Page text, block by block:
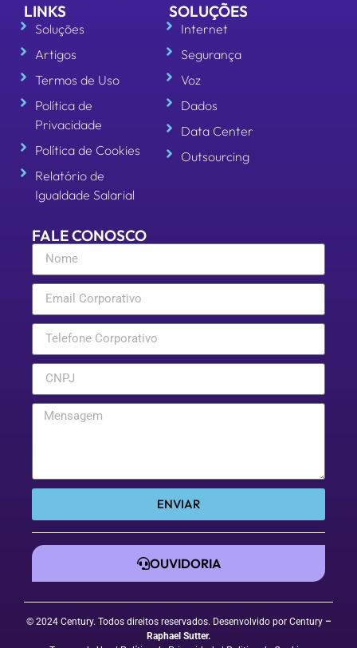
LINKS
Soluções
Artigos
Termos de Uso
Política de
Privacidade
Política de Cookies
Relatório de
Igualdade Salarial
SOLUÇÕES
Internet
Segurança
Voz
Dados
Data Center
Outsourcing
FALE CONOSCO
ENVIAR
OUVIDORIA
© 2024 Century. Todos direitos reservados. Desenvolvido por Century –
Raphael Sutter.